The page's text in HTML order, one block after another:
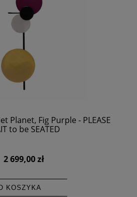
Planet, Fig Purple - PLEASE
to be SEATED
2 699,00 zł
KOSZYKA